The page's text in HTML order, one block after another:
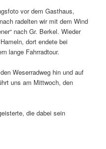
vor dem Gasthaus,
radelten wir mit dem Wind
nach Gr. Berkel. Wieder
dort endete bei
lange Fahrradtour.
Weserradweg hin und auf
uns am Mittwoch, den
die dabei sein